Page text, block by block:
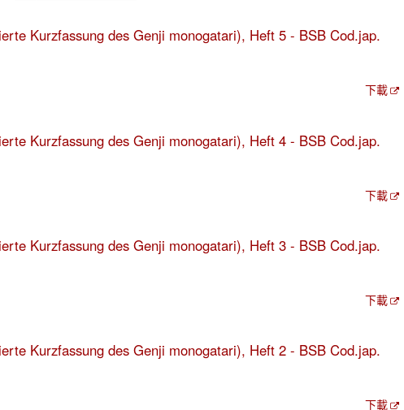
Kurzfassung des Genji monogatari), Heft 5 - BSB Cod.jap.
下載
Kurzfassung des Genji monogatari), Heft 4 - BSB Cod.jap.
下載
Kurzfassung des Genji monogatari), Heft 3 - BSB Cod.jap.
下載
Kurzfassung des Genji monogatari), Heft 2 - BSB Cod.jap.
下載